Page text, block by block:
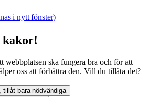
i nytt fönster)
kakor!
webbplatsen ska fungera bra och för att
oss att förbättra den. Vill du tillåta det?
tillåt bara nödvändiga